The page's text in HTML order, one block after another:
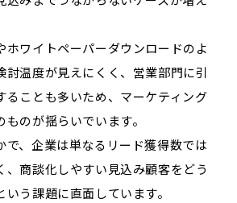
ホワイトペーパーダウンロードのよ
討温度が見えにくく、営業部門に引
ることも多いため、マーケティング
のが揺らいでいます。
で、企業は単なるリード獲得数では
、商談化しやすい見込み顧客をどう
う課題に直面しています。